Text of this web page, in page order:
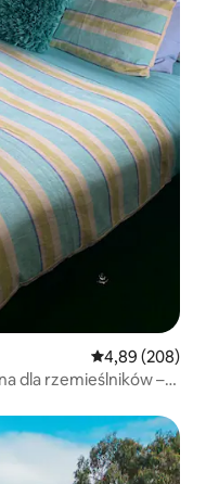
Średnia
4,89 (208)
dla rzemieślników –